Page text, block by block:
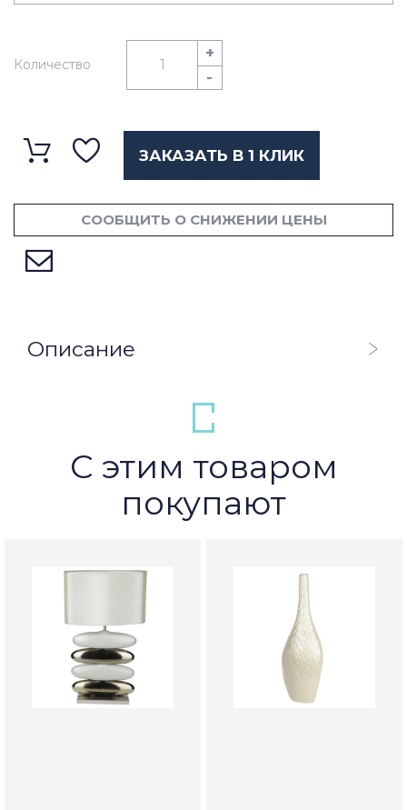
Количество
+
-
ЗАКАЗАТЬ В 1 КЛИК
СООБЩИТЬ О СНИЖЕНИИ ЦЕНЫ
Описание
С этим товаром
покупают